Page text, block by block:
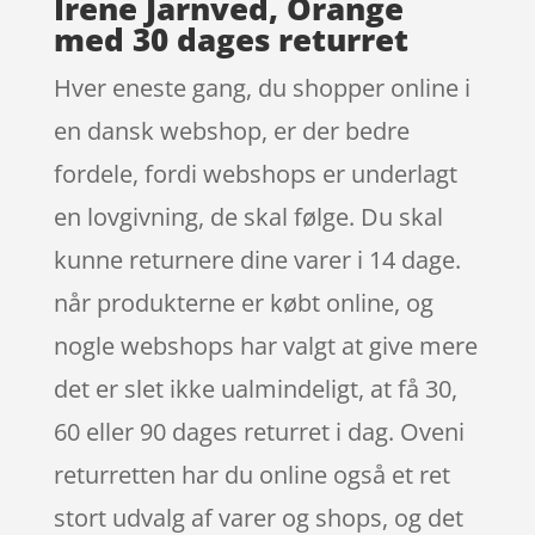
med 30 dages returret
Hver eneste gang, du shopper online i
en dansk webshop, er der bedre
fordele, fordi webshops er underlagt
en lovgivning, de skal følge. Du skal
kunne returnere dine varer i 14 dage.
når produkterne er købt online, og
nogle webshops har valgt at give mere
det er slet ikke ualmindeligt, at få 30,
60 eller 90 dages returret i dag. Oveni
returretten har du online også et ret
stort udvalg af varer og shops, og det